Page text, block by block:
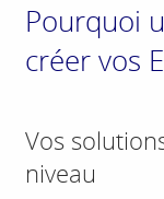
Pourquoi
créer vos
Vos
niveau